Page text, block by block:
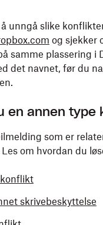
unngå slike
og sjekker
samme plassering i
det navnet, før du
en annen type
som er
om hvordan du
skrivebeskyttelse